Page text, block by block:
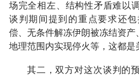
场完全相左、结构性矛盾难以
谈判期间提到的重点要求还
偿、无条件解冻伊朗被冻结资产
地理范围内实现停火等，这都是
其二，双方对这次谈判的